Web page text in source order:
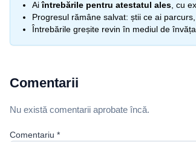
Aiîntrebările pentru atestatul ales , cu
Progresul rămâne salvat: știi ce ai
Întrebările greșite revin în mediul de
Comentarii
Nu există comentarii aprobate încă.
Comentariu *